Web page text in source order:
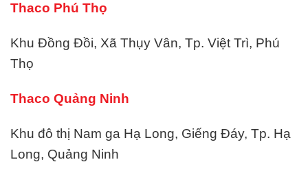
Thaco Phú Thọ
Khu Đồng Đồi, Xã Thụy Vân, Tp. Việt Trì, Phú
Thọ
Thaco Quảng Ninh
Khu đô thị Nam ga Hạ Long, Giếng Đáy, Tp. Hạ
Long, Quảng Ninh